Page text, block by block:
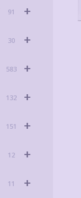
+
91
+
30
+
583
+
132
+
151
+
12
+
11